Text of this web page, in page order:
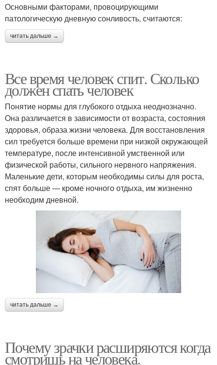
Основными факторами, провоцирующими
патологическую дневную сонливость, считаются:
читать дальше →
Все время человек спит. Сколько
должен спать человек
Понятие нормы для глубокого отдыха неоднозначно.
Она различается в зависимости от возраста, состояния
здоровья, образа жизни человека. Для восстановления
сил требуется больше времени при низкой окружающей
температуре, после интенсивной умственной или
физической работы, сильного нервного напряжения.
Маленькие дети, которым необходимы силы для роста,
спят больше — кроме ночного отдыха, им жизненно
необходим дневной.
читать дальше →
Почему зрачки расширяются когда
смотришь на человека.